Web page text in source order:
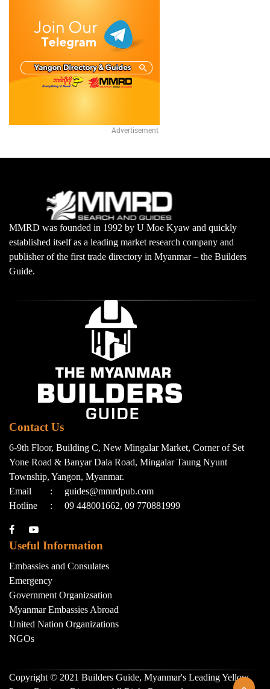
MMRD was founded in 1992 by U Moe Kyaw and quickly
established itself as a leading market research company and
publisher of the first trade directory in Myanmar – the Builders
Guide.
Contact Us
6-9th Floor, Building C, New Mingalar Market, Corner of Set
Yone Road & Banyar Dala Road, Mingalar Taung Nyunt
Township, Yangon, Myanmar.
Email
:
guides@mmrdpub.com
Hotline
: 09 448001662, 09 770881999
Useful Information
Embassies and Consulates
Emergency
Government Organizsation
Myanmar Embassies Abroad
United Nation Organizations
NGOs
Copyright © 2021 Builders Guide, Myanmar's Leading Yellow